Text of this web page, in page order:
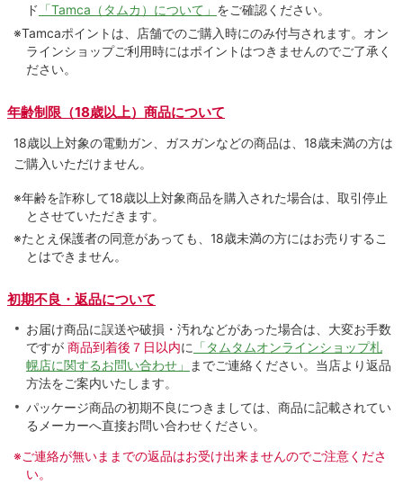
ド 「Tamca（タムカ）について」 をご確認ください。
※Tamcaポイントは、店舗でのご購⼊時にのみ付与されます。オン
ラインショップご利用時にはポイントはつきませんのでご了承く
ださい。
年齢制限（18歳以上）商品について
18歳以上対象の電動ガン、ガスガンなどの商品は、18歳未満の方は
ご購入いただけません。
※年齢を詐称して18歳以上対象商品を購入された場合は、取引停止
とさせていただきます。
※たとえ保護者の同意があっても、18歳未満の方にはお売りするこ
とはできません。
初期不良・返品について
お届け商品に誤送や破損・汚れなどがあった場合は、大変お手数
ですが 商品到着後７日以内に 「タムタムオンラインショップ札
幌店に関するお問い合わせ」
までご連絡ください。当店より返品
方法をご案内いたします。
パッケージ商品の初期不良につきましては、商品に記載されてい
るメーカーへ直接お問い合わせください。
※ご連絡が無いままでの返品はお受け出来ませんのでご注意くださ
い。